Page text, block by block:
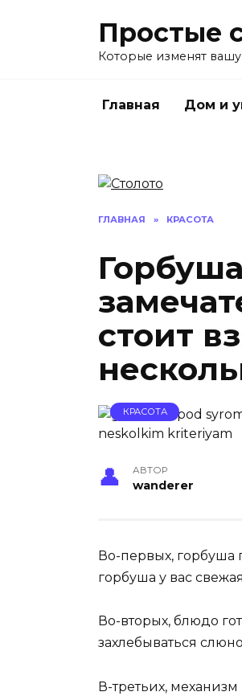
Простые
Которые изменят
Главная Дом и
ГЛАВНАЯ » КРАСОТА
стоит
КРАСОТА
АВТОР
wanderer
Во-первых, горбуша
горбуша у вас
Во-вторых, блюдо
захлебываться
В-третьих, механизм